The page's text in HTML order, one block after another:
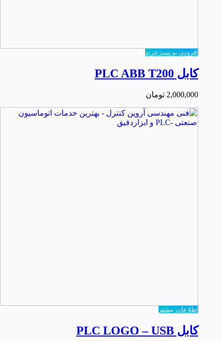
افزودن به سبد خرید
کابل PLC ABB T200
2,000,000 تومان
اطلاعات بیشتر
کابل PLC LOGO – USB